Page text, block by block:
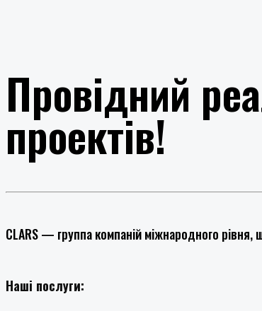
Провідний
проектів!
CLARS — группа компаній міжнародного
Наші послуги: